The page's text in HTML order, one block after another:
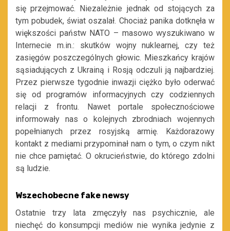
się przejmować. Niezależnie jednak od stojących za
tym pobudek, świat oszalał. Chociaż panika dotknęła w
większości państw NATO – masowo wyszukiwano w
Internecie m.in.: skutków wojny nuklearnej, czy też
zasięgów poszczególnych głowic. Mieszkańcy krajów
sąsiadujących z Ukrainą i Rosją odczuli ją najbardziej.
Przez pierwsze tygodnie inwazji ciężko było oderwać
się od programów informacyjnych czy codziennych
relacji z frontu. Nawet portale społecznościowe
informowały nas o kolejnych zbrodniach wojennych
popełnianych przez rosyjską
armię. Każdorazowy
kontakt z mediami przypominał nam o tym, o czym nikt
nie chce pamiętać. O okrucieństwie, do którego zdolni
są ludzie.
Wszechobecne fake newsy
Ostatnie trzy lata zmęczyły nas psychicznie, ale
niechęć do konsumpcji mediów nie wynika jedynie z